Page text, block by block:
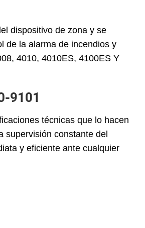
dispositivo de zona y se
de la alarma de incendios y
4010, 4010ES, 4100ES Y
9101
técnicas que lo hacen
supervisión constante del
y eficiente ante cualquier